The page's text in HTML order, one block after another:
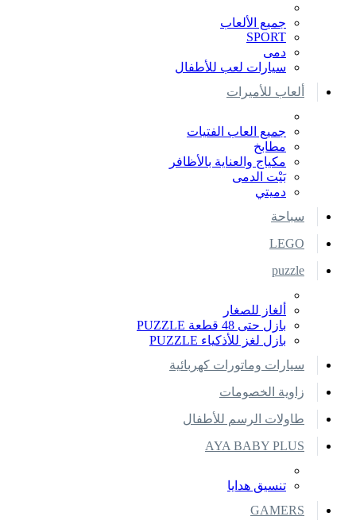
جميع الألعاب
SPORT
دمى
سيارات لعب للأطفال
ألعاب للأميرات
جميع العاب الفتيات
مطابخ
مكياج والعناية بالأظافر
بَيْت الدمى
دميتي
سباحة
LEGO
puzzle
ألغاز للصغار
بازل حتى 48 قطعة PUZZLE
بازل لغز للأذكياء PUZZLE
سيارات وماتورات كهربائية
زاوية الخصومات
طاولات الرسم للأطفال
AYA BABY PLUS
تنسيق هدايا
GAMERS